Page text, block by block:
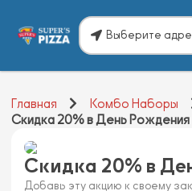
Выберите
Главная
Комбо Наборы
Скидка 20% в День Рождения
Скидка 20% в
Добавь эту акцию к своему